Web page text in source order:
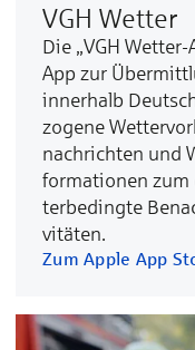
VGH Wetter
Die „VGH
App zur
in­ner­­halb
zo­­ge­ne
nach­­rich­ten und
for­­ma­tio­­nen
ter­­be­ding­­te
vi­­tä­ten.
Zum Apple App